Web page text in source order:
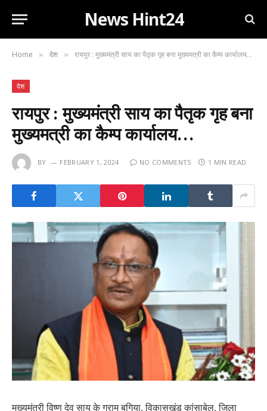
News Hint24
Home » देश » रायपुर : मुख्यमंत्री साय का पैतृक गृह बना मुख्यमत्री का कैम्प कार्यालय…
देश
रायपुर : मुख्यमंत्री साय का पैतृक गृह बना
मुख्यमत्री का कैम्प कार्यालय…
BY FEBRUARY 1, 2024 NO COMMENTS 1 MIN READ
मुख्यमंत्री विष्णु देव साय के ग्राम बगिया, विकासखंड कांसाबेल, जिला